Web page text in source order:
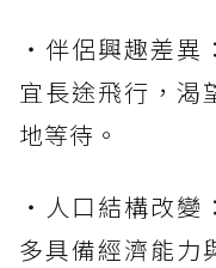
・伴侶興趣差
宜長途飛行，渴
地等待。
・人口結構改
多具備經濟能力